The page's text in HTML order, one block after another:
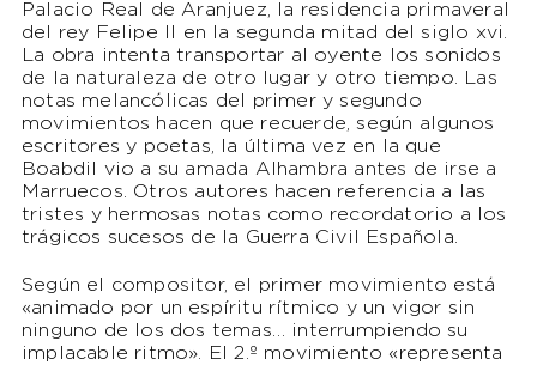
Palacio Real de Aranjuez, la residencia primaveral
del rey Felipe II en la segunda mitad del siglo xvi.
La obra intenta transportar al oyente los sonidos
de la naturaleza de otro lugar y otro tiempo. Las
notas melancólicas del primer y segundo
movimientos hacen que recuerde, según algunos
escritores y poetas, la última vez en la que
Boabdil vio a su amada Alhambra antes de irse a
Marruecos. Otros autores hacen referencia a las
tristes y hermosas notas como recordatorio a los
trágicos sucesos de la Guerra Civil Española.
Según el compositor, el primer movimiento está
«animado por un espíritu rítmico y un vigor sin
ninguno de los dos temas… interrumpiendo su
implacable ritmo». El 2.º movimiento « representa